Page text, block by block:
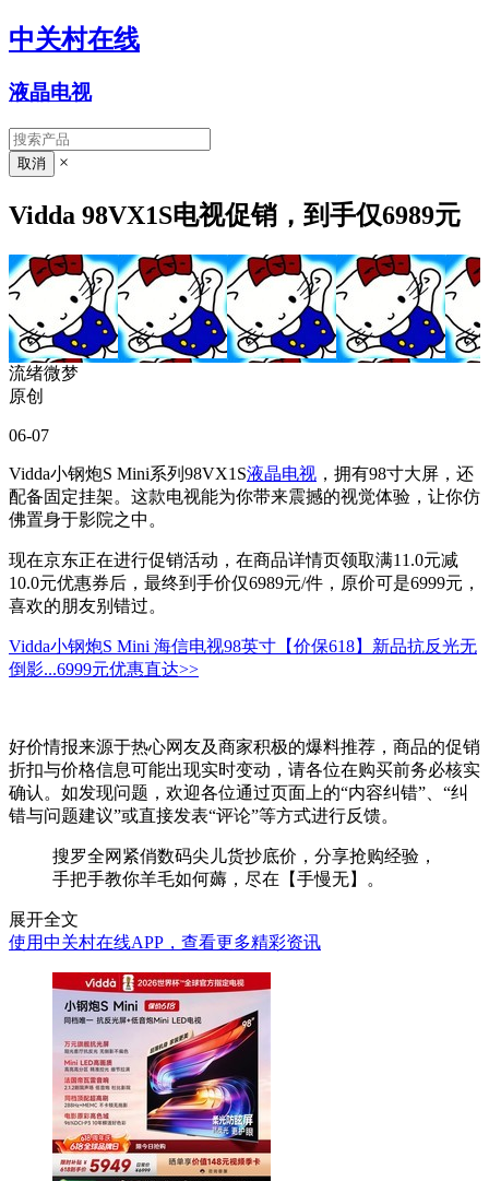
中关村在线
液晶电视
×
Vidda 98VX1S电视促销，到手仅6989元
流绪微梦
原创
06-07
Vidda小钢炮S Mini系列98VX1S液晶电视 ，拥有98寸大屏，还
配备固定挂架。这款电视能为你带来震撼的视觉体验，让你仿
佛置身于影院之中。
现在京东正在进行促销活动，在商品详情页领取满11.0元减
10.0元优惠券后，最终到手价仅6989元/件，原价可是6999元，
喜欢的朋友别错过。
Vidda小钢炮S Mini 海信电视98英寸【价保618】新品抗反光无
倒影...6999元优惠直达>>
好价情报来源于热心网友及商家积极的爆料推荐，商品的促销
折扣与价格信息可能出现实时变动，请各位在购买前务必核实
确认。如发现问题，欢迎各位通过页面上的“内容纠错”、“纠
错与问题建议”或直接发表“评论”等方式进行反馈。
搜罗全网紧俏数码尖儿货抄底价，分享抢购经验，
手把手教你羊毛如何薅，尽在【手慢无】。
展开全文
使用中关村在线APP，查看更多精彩资讯